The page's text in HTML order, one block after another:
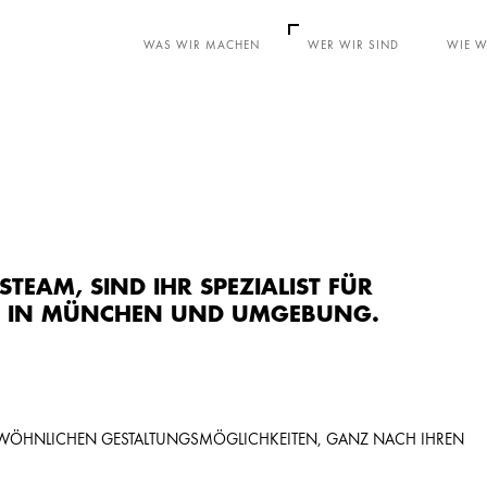
WAS WIR MACHEN WER WIR SIND WIE
SIND IHR SPEZIALIST FÜR
MÜNCHEN UND UMGEBUNG.
GESTALTUNGSMÖGLICHKEITEN, GANZ NACH IHREN